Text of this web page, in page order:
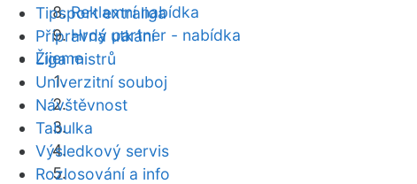
Reklamní nabídka
Hrdý partner - nabídka
Žijeme
Tipsport extraliga
Přípravná utkání
Liga mistrů
Univerzitní souboj
Návštěvnost
Tabulka
Výsledkový servis
Rozlosování a info